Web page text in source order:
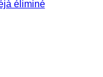
éliminé